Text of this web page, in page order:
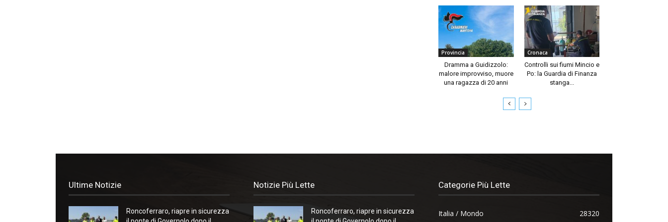
Provincia
Dramma a Guidizzolo:
malore improvviso, muore
una ragazza di 20 anni
Cronaca
Controlli sui fiumi Mincio e
Po: la Guardia di Finanza
stanga...
Ultime Notizie
Roncoferraro, riapre in sicurezza
Notizie Più Lette
Roncoferraro, riapre in sicurezza
Categorie Più Lette
Italia / Mondo 28320